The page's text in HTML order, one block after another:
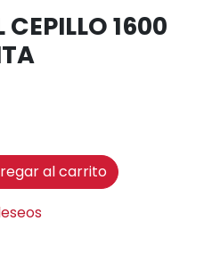
CEPILLO 1600
al carrito